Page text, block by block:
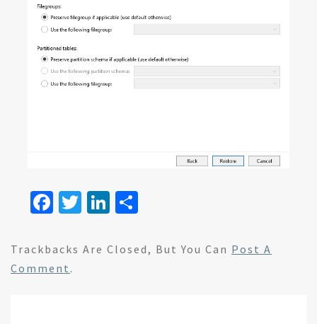
Fa
b
o
T
tt
Li
ke ar
Trackbacks Are Closed, But You Can Post A
Comment .